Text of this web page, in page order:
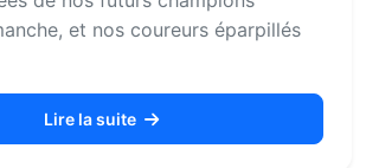
et nos coureurs éparpillés
Lire la suite